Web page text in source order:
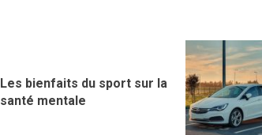
Les bienfaits du sport sur la
santé mentale